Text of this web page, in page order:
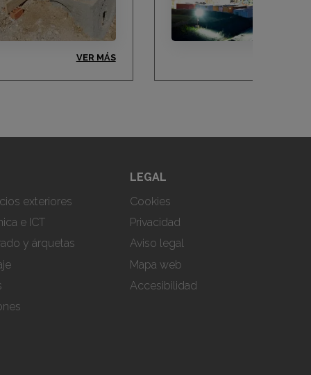
VER MÁS
exteriores
e ICT
y árquetas
LEGAL
Cookies
Privacidad
Aviso legal
Mapa web
Accesibilidad